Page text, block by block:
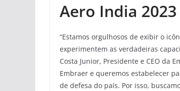
Aero India 2023
“Estamos orgulhosos de exibir o
experimentem as verdadeiras
Costa Junior, Presidente e CEO da
Embraer e queremos estabelecer
de defesa do país. Por isso,